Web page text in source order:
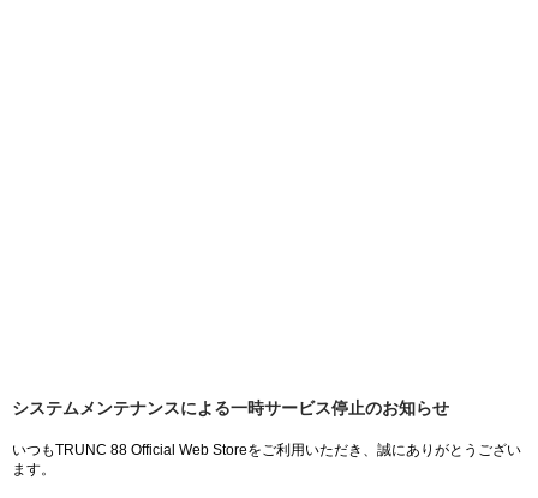
システムメンテナンスによる一時サービス停止のお知らせ
いつもTRUNC 88 Official Web Storeをご利用いただき、誠にありがとうござい
ます。